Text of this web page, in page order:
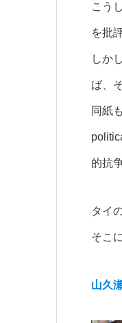
こう
を批
しか
ば、
同紙
的抗
タイ
そこ
山久